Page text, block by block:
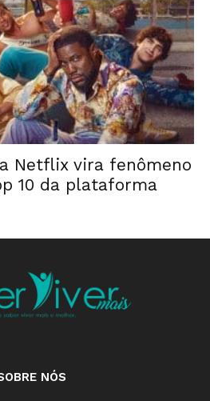
Netflix vira fenômeno
10 da plataforma
NÓS